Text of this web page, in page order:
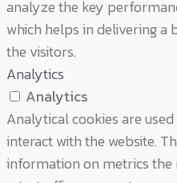
analyze the key
which helps in delivering a
the visitors.
Analytics
Analytics
Analytical cookies are
interact with the website.
information on metrics